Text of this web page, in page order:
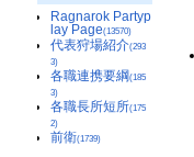
Ragnarok Partyp
lay Page(13570)
代表狩場紹介(293
3)
各職連携要綱(185
3)
各職長所短所(175
2)
前衛(1739)